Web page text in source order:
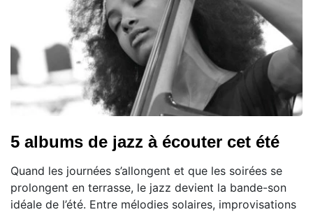
5 albums de jazz à écouter cet été
Quand les journées s’allongent et que les soirées se
prolongent en terrasse, le jazz devient la bande-son
idéale de l’été. Entre mélodies solaires, improvisations